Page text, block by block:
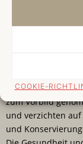
COOKIE-
Pro Pet Koller –
nachhaltigere
und artgerechte
Unsere Marken
Fleischanteil und
Qualität aus. Bei
zum Vorbild
und verzichten auf
und